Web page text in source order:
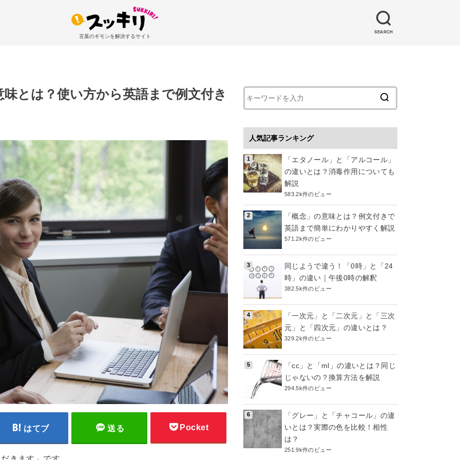
SEARCH
言葉のギモンを解決するサイト
とは？使い方から英語まで例文付き
はてブ 送る Pocket
人気記事ランキング
「エタノール」と「アルコール」
の違いとは？消毒作用についても
解説
583.2k件のビュー
「概念」の意味とは？例文付きで
英語まで簡単にわかりやすく解説
571.2k件のビュー
同じようで違う！「0時」と「24
時」の違い｜午後0時の解釈
382.5k件のビュー
「一次元」と「二次元」と「三次
元」と「四次元」の違いとは？
329.2k件のビュー
「cc」と「ml」の違いとは？同じ
じゃないの？換算方法を解説
294.5k件のビュー
「グレー」と「チャコール」の違
いとは？実際の色を比較！相性
は？
251.9k件のビュー